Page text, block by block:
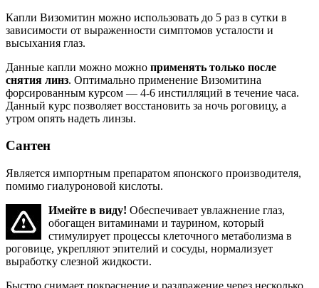
Капли Визомитин можно использовать до 5 раз в сутки в
зависимости от выраженности симптомов усталости и
высыхания глаз.
Данные капли можно можно применять только после
снятия линз. Оптимально применение Визомитина
форсированным курсом — 4-6 инстилляций в течение часа.
Данный курс позволяет восстановить за ночь роговицу, а
утром опять надеть линзы.
Сантен
Является импортным препаратом японского производителя,
помимо гиалуроновой кислоты.
Имейте в виду! Обеспечивает увлажнение глаз,
обогащен витаминами и таурином, который
стимулирует процессы клеточного метаболизма в
роговице, укрепляют эпителий и сосуды, нормализует
выработку слезной жидкости.
Быстро снимает покраснение и раздражение через несколько